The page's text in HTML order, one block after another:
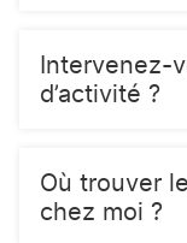
Intervenez-
d’activité ?
Où trouver
chez moi ?